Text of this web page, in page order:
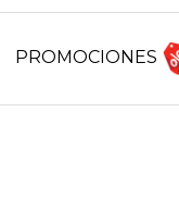
PROMOCIONES